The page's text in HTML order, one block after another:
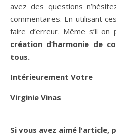
avez des questions
commentaires. En utilisant
faire d’erreur. Même s’il
création d’harmonie de
tous.
Intérieurement Votre
Virginie Vinas
Si vous avez aimé l'article,